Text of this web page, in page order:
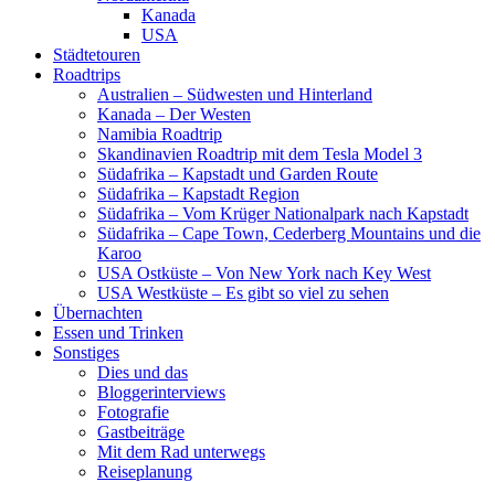
Kanada
USA
Städtetouren
Roadtrips
Australien – Südwesten und Hinterland
Kanada – Der Westen
Namibia Roadtrip
Skandinavien Roadtrip mit dem Tesla Model 3
Südafrika – Kapstadt und Garden Route
Südafrika – Kapstadt Region
Südafrika – Vom Krüger Nationalpark nach Kapstadt
Südafrika – Cape Town, Cederberg Mountains und die
Karoo
USA Ostküste – Von New York nach Key West
USA Westküste – Es gibt so viel zu sehen
Übernachten
Essen und Trinken
Sonstiges
Dies und das
Bloggerinterviews
Fotografie
Gastbeiträge
Mit dem Rad unterwegs
Reiseplanung